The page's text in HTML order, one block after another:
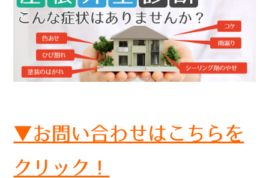
▼お問い合わせはこちらを
クリック！